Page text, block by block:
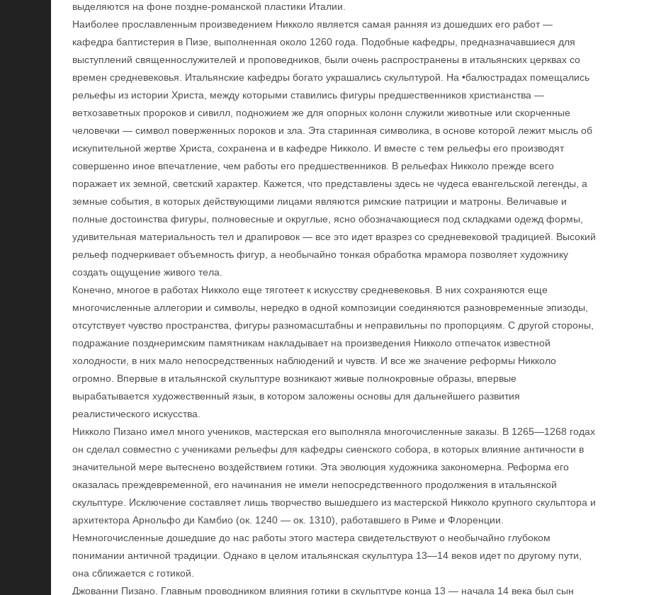
выделяются на фоне поздне-романской пластики Италии.
Наиболее прославленным произведением Никколо является самая ранняя из дошедших его работ —
кафедра баптистерия в Пизе, выполненная около 1260 года. Подобные кафедры, предназначавшиеся для
выступлений священнослужителей и проповедников, были очень распространены в итальянских церквах со
времен средневековья. Итальянские кафедры богато украшались скульптурой. На •балюстрадах помещались
рельефы из истории Христа, между которыми ставились фигуры предшественников христианства —
ветхозаветных пророков и сивилл, подножием же для опорных колонн служили животные или скорченные
человечки — символ поверженных пороков и зла. Эта старинная символика, в основе которой лежит мысль об
искупительной жертве Христа, сохранена и в кафедре Никколо. И вместе с тем рельефы его производят
совершенно иное впечатление, чем работы его предшественников. В рельефах Никколо прежде всего
поражает их земной, светский характер. Кажется, что представлены здесь не чудеса евангельской легенды, а
земные события, в которых действующими лицами являются римские патриции и матроны. Величавые и
полные достоинства фигуры, полновесные и округлые, ясно обозначающиеся под складками одежд формы,
удивительная материальность тел и драпировок — все это идет вразрез со средневековой традицией. Высокий
рельеф подчеркивает объемность фигур, а необычайно тонкая обработка мрамора позволяет художнику
создать ощущение живого тела.
Конечно, многое в работах Никколо еще тяготеет к искусству средневековья. В них сохраняются еще
многочисленные аллегории и символы, нередко в одной композиции соединяются разновременные эпизоды,
отсутствует чувство пространства, фигуры разномасштабны и неправильны по пропорциям. С другой стороны,
подражание позднеримским памятникам накладывает на произведения Никколо отпечаток известной
холодности, в них мало непосредственных наблюдений и чувств. И все же значение реформы Никколо
огромно. Впервые в итальянской скульптуре возникают живые полнокровные образы, впервые
вырабатывается художественный язык, в котором заложены основы для дальнейшего развития
реалистического искусства.
Никколо Пизано имел много учеников, мастерская его выполняла многочисленные заказы. В 1265—1268 годах
он сделал совместно с учениками рельефы для кафедры сиенского собора, в которых влияние античности в
значительной мере вытеснено воздействием готики. Эта эволюция художника закономерна. Реформа его
оказалась преждевременной, его начинания не имели непосредственного продолжения в итальянской
скульптуре. Исключение составляет лишь творчество вышедшего из мастерской Никколо крупного скульптора и
архитектора Арнольфо ди Камбио (ок. 1240 — ок. 1310), работавшего в Риме и Флоренции.
Немногочисленные дошедшие до нас работы этого мастера свидетельствуют о необычайно глубоком
понимании античной традиции. Однако в целом итальянская скульптура 13—14 веков идет по другому пути,
она сближается с готикой.
Джованни Пизано. Главным проводником влияния готики в скульптуре конца 13 — начала 14 века был сын